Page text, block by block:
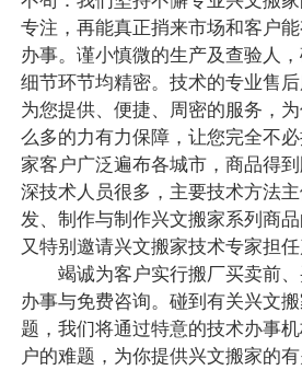
专注，再能真正捎来市场和客户
办事。谨小慎微的生产及查验人
细节环节均精密。技术的专业售
为您提供、便捷、周密的服务，
么多的力有力保障，让您完全不
家客户广泛遍布各城市，商品得
深技术人员很多，主要技术方法
发、制作与制作兴文搬家系列商
又特别邀请兴文搬家技术专家担任
竭诚为客户实行搬厂买卖前、
办事与免费咨询。碰到有关兴文
题，我们将通过特意的技术办事
户的难题，为你提供兴文搬家的